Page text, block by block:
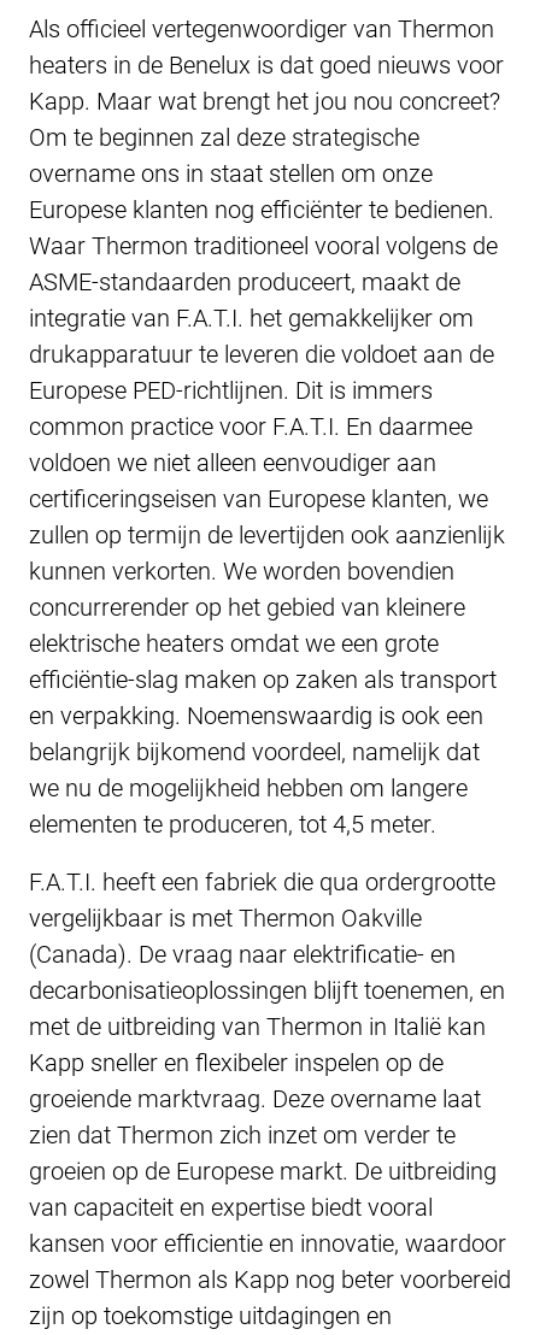
Als officieel vertegenwoordiger van Thermon
heaters in de Benelux is dat goed nieuws voor
Kapp. Maar wat brengt het jou nou concreet?
Om te beginnen zal deze strategische
overname ons in staat stellen om onze
Europese klanten nog efficiënter te bedienen.
Waar Thermon traditioneel vooral volgens de
ASME-standaarden produceert, maakt de
integratie van F.A.T.I. het gemakkelijker om
drukapparatuur te leveren die voldoet aan de
Europese PED-richtlijnen. Dit is immers
common practice voor F.A.T.I. En daarmee
voldoen we niet alleen eenvoudiger aan
certificeringseisen van Europese klanten, we
zullen op termijn de levertijden ook aanzienlijk
kunnen verkorten. We worden bovendien
concurrerender op het gebied van kleinere
elektrische heaters omdat we een grote
efficiëntie-slag maken op zaken als transport
en verpakking. Noemenswaardig is ook een
belangrijk bijkomend voordeel, namelijk dat
we nu de mogelijkheid hebben om langere
elementen te produceren, tot 4,5 meter.
F.A.T.I. heeft een fabriek die qua ordergrootte
vergelijkbaar is met Thermon Oakville
(Canada). De vraag naar elektrificatie- en
decarbonisatieoplossingen blijft toenemen, en
met de uitbreiding van Thermon in Italië kan
Kapp sneller en flexibeler inspelen op de
groeiende marktvraag. Deze overname laat
zien dat Thermon zich inzet om verder te
groeien op de Europese markt. De uitbreiding
van capaciteit en expertise biedt vooral
kansen voor efficientie en innovatie, waardoor
zowel Thermon als Kapp nog beter voorbereid
zijn op toekomstige uitdagingen en